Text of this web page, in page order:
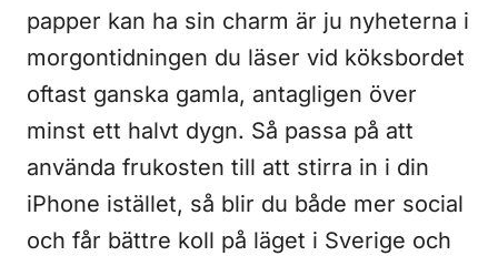
papper kan ha sin charm är ju nyheterna i
morgontidningen du läser vid köksbordet
oftast ganska gamla, antagligen över
minst ett halvt dygn. Så passa på att
använda frukosten till att stirra in i din
iPhone istället, så blir du både mer social
och får bättre koll på läget i Sverige och